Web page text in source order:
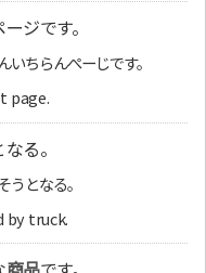
ジです。
ちらんぺーじです。
page.
る。
となる。
by truck.